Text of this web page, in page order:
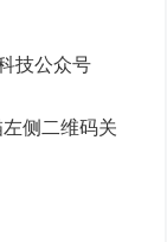
技公众号
侧二维码关